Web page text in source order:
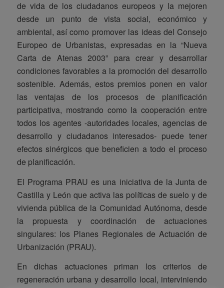
de vida de los ciudadanos europeos y la mejoren
desde un punto de vista social, económico y
ambiental, así como promover las ideas del Consejo
Europeo de Urbanistas, expresadas en la “Nueva
Carta de Atenas 2003” para crear y desarrollar
condiciones favorables a la promoción del desarrollo
sostenible. Además, estos premios ponen en valor
las ventajas de los procesos de planificación
participativa, mostrando como la cooperación entre
todos los agentes -autoridades locales, agencias de
desarrollo y ciudadanos interesados- puede tener
efectos sinérgicos que beneficien a todo el proceso
de planificación.
El Programa PRAU es una iniciativa de la Junta de
Castilla y León que activa las políticas de suelo y de
vivienda pública de la Comunidad Autónoma, desde
la propuesta y coordinación de actuaciones
singulares: los Planes Regionales de Actuación de
Urbanización (PRAU).
En dichas actuaciones priman los criterios de
regeneración urbana y desarrollo local, interviniendo